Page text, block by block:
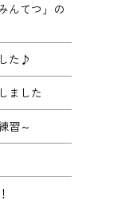
んてつ」の
た♪
ました
習～